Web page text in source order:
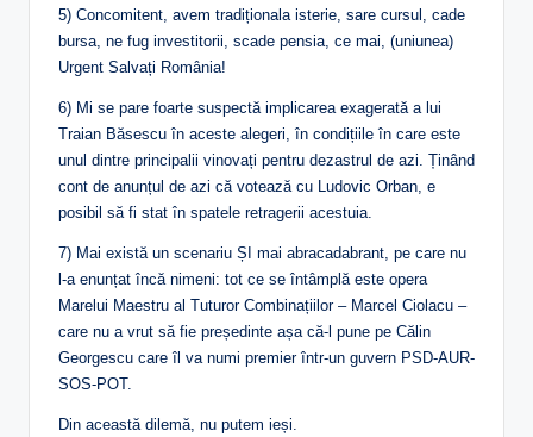
5) Concomitent, avem tradiționala isterie, sare cursul, cade
bursa, ne fug investitorii, scade pensia, ce mai, (uniunea)
Urgent Salvați România!
6) Mi se pare foarte suspectă implicarea exagerată a lui
Traian Băsescu în aceste alegeri, în condițiile în care este
unul dintre principalii vinovați pentru dezastrul de azi. Ținând
cont de anunțul de azi că votează cu Ludovic Orban, e
posibil să fi stat în spatele retragerii acestuia.
7) Mai există un scenariu ȘI mai abracadabrant, pe care nu
l-a enunțat încă nimeni: tot ce se întâmplă este opera
Marelui Maestru al Tuturor Combinațiilor – Marcel Ciolacu –
care nu a vrut să fie președinte așa că-l pune pe Călin
Georgescu care îl va numi premier într-un guvern PSD-AUR-
SOS-POT.
Din această dilemă, nu putem ieși.